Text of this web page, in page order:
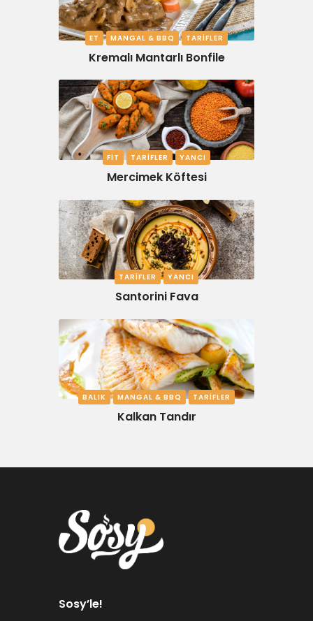
ET MANGAL & BBQ TARIFLER
Kremalı Mantarlı Bonfile
FIT TARIFLER YANCI
Mercimek Köftesi
TARIFLER YANCI
Santorini Fava
BALIK MANGAL & BBQ TARIFLER
Kalkan Tandır
Sosy’le!